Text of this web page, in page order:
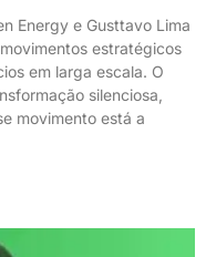
Energy e Gusttavo Lima
estratégicos
em larga escala. O
silenciosa,
movimento está a